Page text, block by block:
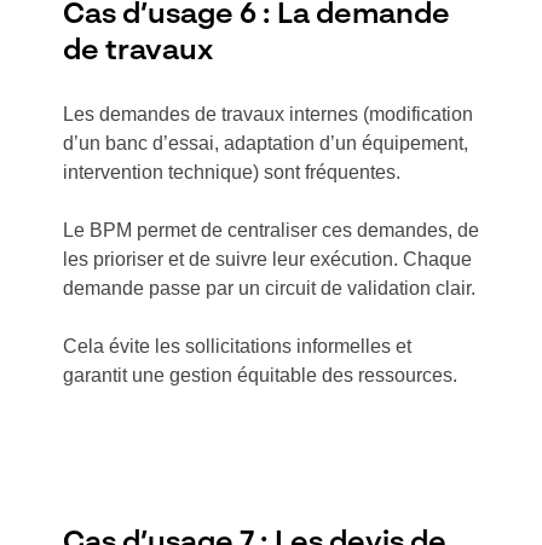
Cas d’usage 6 : La demande
de travaux
Les demandes de travaux internes (modification
d’un banc d’essai, adaptation d’un équipement,
intervention technique) sont fréquentes.
Le BPM permet de centraliser ces demandes, de
les prioriser et de suivre leur exécution. Chaque
demande passe par un circuit de validation clair.
Cela évite les sollicitations informelles et
garantit une gestion équitable des ressources.